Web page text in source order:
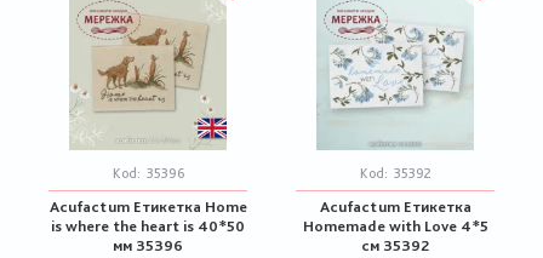
Kod: 35396
Acufactum Етикетка Home
is where the heart is 40*50
мм 35396
Kod: 35392
Acufactum Етикетка
Homemade with Love 4*5
см 35392